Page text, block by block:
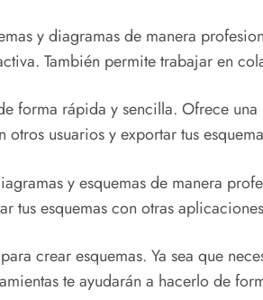
y diagramas de manera
También permite trabajar en
forma rápida y sencilla. Ofrece
usuarios y exportar tus
y esquemas de manera
tus esquemas con otras
crear esquemas. Ya sea que
te ayudarán a hacerlo de